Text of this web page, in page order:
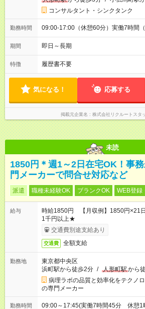
コンサルタント・シンクタンク
勤務時間 09:00-17:00（休憩60分）実働7時間（
期間 即日～長期
特徴 履歴書不要
気になる！ 応募する
掲載元企業名 株式会社リクルートスタ
未読
1850円＊週1～2日在宅OK！事
門メーカーで問合せ対応など
派遣 職種未経験OK ブランクOK WEB登録
給与
時給1850円 【月収例】1850円×21
1千円以上★
交通費別途支給あり
交通費 全額支給
勤務地
東京都中央区
浜町駅から徒歩2分 / 人形町駅から
病理ラボの品質と効率化をテクノ
の専門メーカー
勤務時間
09:00～17:45(実働7時間45分 休憩